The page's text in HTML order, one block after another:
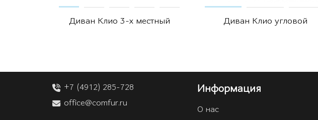
Диван Клио 3-х местный Диван Клио угловой
+7 (4912) 285-728
office@comfur.ru
Информация
О нас